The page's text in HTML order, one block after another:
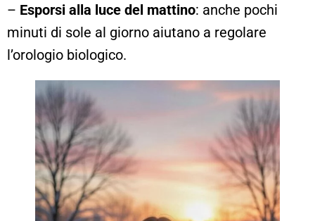
– Esporsi alla luce del mattino: anche pochi
minuti di sole al giorno aiutano a regolare
l’orologio biologico.